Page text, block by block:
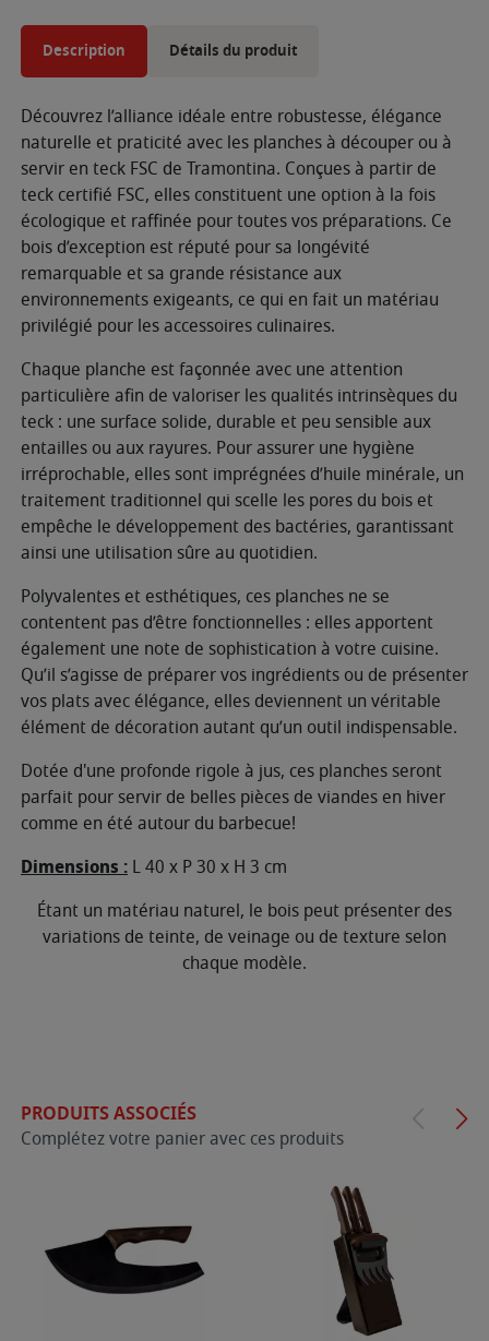
Description Détails du produit
Découvrez l’alliance idéale entre robustesse, élégance
naturelle et praticité avec les planches à découper ou à
servir en teck FSC de Tramontina. Conçues à partir de
teck certifié FSC, elles constituent une option à la fois
écologique et raffinée pour toutes vos préparations. Ce
bois d’exception est réputé pour sa longévité
remarquable et sa grande résistance aux
environnements exigeants, ce qui en fait un matériau
privilégié pour les accessoires culinaires.
Chaque planche est façonnée avec une attention
particulière afin de valoriser les qualités intrinsèques du
teck : une surface solide, durable et peu sensible aux
entailles ou aux rayures. Pour assurer une hygiène
irréprochable, elles sont imprégnées d’huile minérale, un
traitement traditionnel qui scelle les pores du bois et
empêche le développement des bactéries, garantissant
ainsi une utilisation sûre au quotidien.
Polyvalentes et esthétiques, ces planches ne se
contentent pas d’être fonctionnelles : elles apportent
également une note de sophistication à votre cuisine.
Qu’il s’agisse de préparer vos ingrédients ou de présenter
vos plats avec élégance, elles deviennent un véritable
élément de décoration autant qu’un outil indispensable.
Dotée d'une profonde rigole à jus, ces planches seront
parfait pour servir de belles pièces de viandes en hiver
comme en été autour du barbecue!
Dimensions : L 40 x P 30 x H 3 cm
Étant un matériau naturel, le bois peut présenter des
variations de teinte, de veinage ou de texture selon
chaque modèle.
PRODUITS ASSOCIÉS
Complétez votre panier avec ces produits